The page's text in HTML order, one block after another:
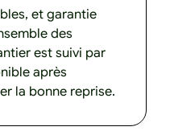
et garantie
des
est suivi par
après
la bonne reprise.